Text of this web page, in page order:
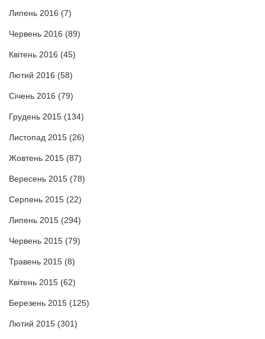
Липень 2016 (7)
Червень 2016 (89)
Квітень 2016 (45)
Лютий 2016 (58)
Січень 2016 (79)
Грудень 2015 (134)
Листопад 2015 (26)
Жовтень 2015 (87)
Вересень 2015 (78)
Серпень 2015 (22)
Липень 2015 (294)
Червень 2015 (79)
Травень 2015 (8)
Квітень 2015 (62)
Березень 2015 (125)
Лютий 2015 (301)